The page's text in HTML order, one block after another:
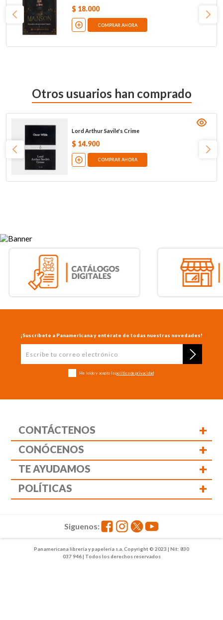
$ 18.000
COMPRAR AHORA
Otros usuarios han comprado
Lord Arthur Savile's Crime
$ 14.900
COMPRAR AHORA
¡Suscríbete a Panamericana y entérate de todas nuestras novedades!
He leído y acepto la política de privacidad
CONTÁCTENOS +
CONÓCENOS +
TE AYUDAMOS +
POLÍTICAS +
Panamericana librería y papelería s.a. Copyright © 2023 | Nit: 830
037 946 | Todos los derechos reservados
Siguenos: